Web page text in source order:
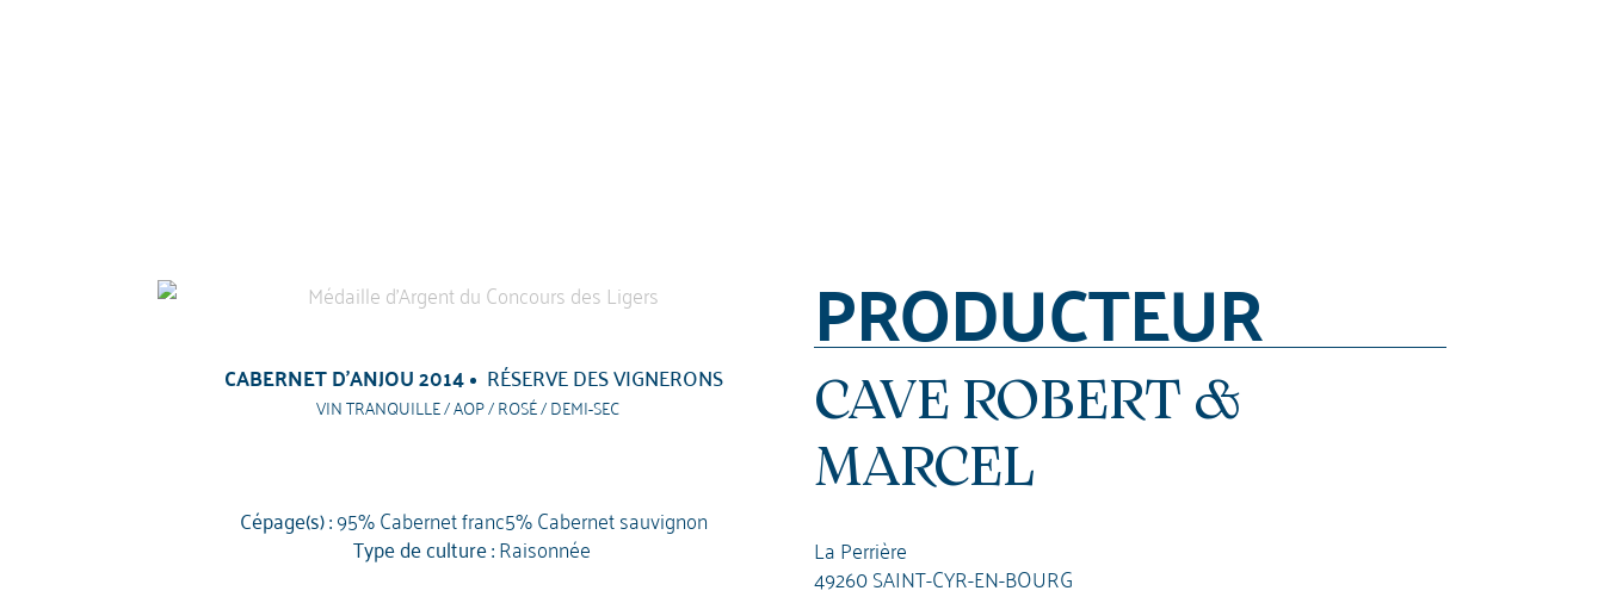
CABERNET D'ANJOU 2014 RÉSERVE DES VIGNERONS
VIN TRANQUILLE / AOP / ROSÉ / DEMI-SEC
Cépage(s) :95% Cabernet franc5% Cabernet sauvignon
Type de culture :Raisonnée
PRODUCTEUR
CAVE ROBERT &
MARCEL
La Perrière
49260 SAINT-CYR-EN-BOURG